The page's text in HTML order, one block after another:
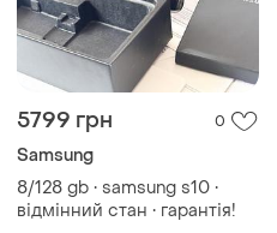
5799 грн 0
Samsung
8/128 gb • samsung s10 •
відмінний стан • гарантія!